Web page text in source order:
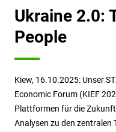
Ukraine 2.0:
People
Kiew, 16.10.2025: Unser
Economic Forum (KIEF
Plattformen für die
Analysen zu den zentralen